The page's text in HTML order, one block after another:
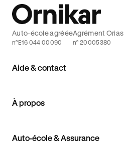
Aide & contact
À propos
Auto-école & Assurance
Auto-école agréée
n°E16 044 00090
Agrément Orias
n° 20005380